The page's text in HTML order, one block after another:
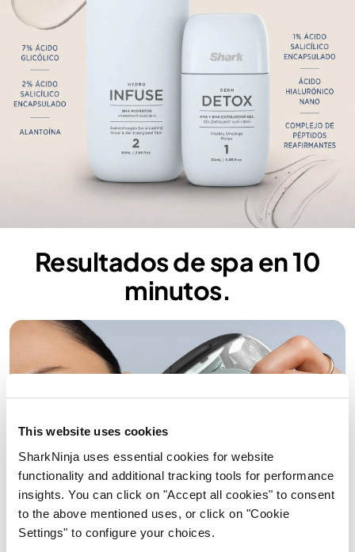
This website uses cookies
SharkNinja uses essential cookies for website
functionality and additional tracking tools for performance
insights. You can click on "Accept all cookies" to consent
to the above mentioned uses, or click on "Cookie
Settings" to configure your choices.
Resultados de spa en 10
minutos.